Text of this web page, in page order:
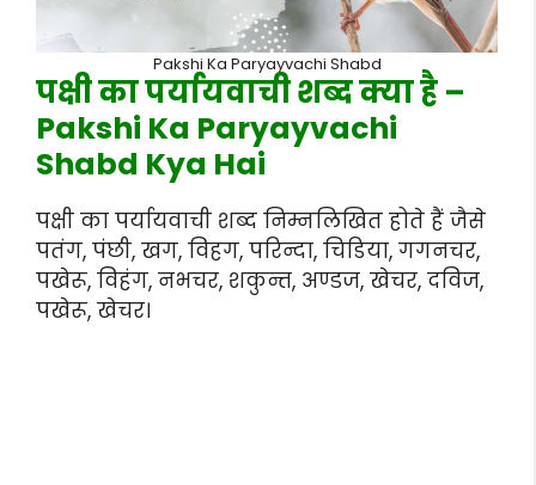
Pakshi Ka Paryayvachi Shabd
पक्षी का पर्यायवाची शब्द क्या है –
Pakshi Ka Paryayvachi
Shabd Kya Hai
पक्षी का पर्यायवाची शब्द निम्नलिखित होते हैं जैसे
पतंग, पंछी, खग, विहग, परिन्दा, चिडिया, गगनचर,
पखेरू, विहंग, नभचर, शकुन्त, अण्डज, खेचर, दविज,
पखेरू, खेचर।